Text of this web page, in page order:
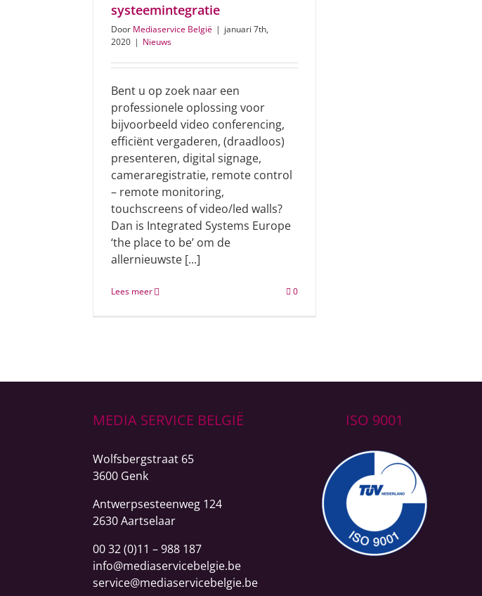
systeemintegratie
Door Mediaservice België | januari 7th,
2020 | Nieuws
Bent u op zoek naar een
professionele oplossing voor
bijvoorbeeld video conferencing,
efficiënt vergaderen, (draadloos)
presenteren, digital signage,
cameraregistratie, remote control
– remote monitoring,
touchscreens of video/led walls?
Dan is Integrated Systems Europe
‘the place to be’ om de
allernieuwste [...]
Lees meer 0
MEDIA SERVICE BELGIË
Wolfsbergstraat 65
3600 Genk
Antwerpsesteenweg 124
2630 Aartselaar
00 32 (0)11 – 988 187
info@mediaservicebelgie.be
service@mediaservicebelgie.be
ISO 9001